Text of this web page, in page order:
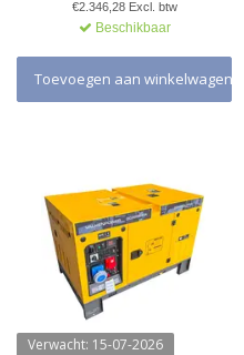
€2.346,28 Excl. btw
Beschikbaar
Toevoegen aan winkelwagen
Verwacht: 15-07-2026